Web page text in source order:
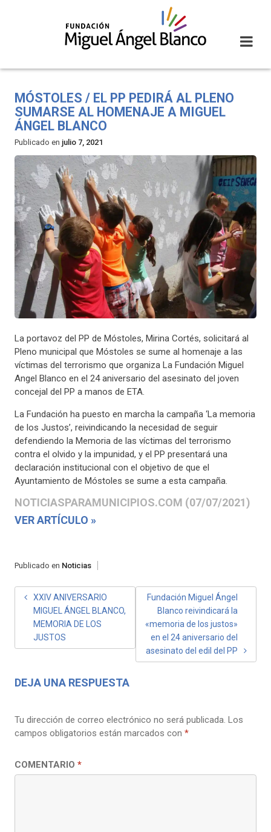
MÓSTOLES / EL PP PEDIRÁ AL PLENO
SUMARSE AL HOMENAJE A MIGUEL
ÁNGEL BLANCO
Publicado en julio 7, 2021
La portavoz del PP de Móstoles, Mirina Cortés, solicitará al
Pleno municipal que Móstoles se sume al homenaje a las
víctimas del terrorismo que organiza La Fundación Miguel
Angel Blanco en el 24 aniversario del asesinato del joven
concejal del PP a manos de ETA.
La Fundación ha puesto en marcha la campaña ‘La memoria
de los Justos’, reivindicando la necesidad de seguir
defendiendo la Memoria de las víctimas del terrorismo
contra el olvido y la impunidad, y el PP presentará una
declaración institucional con el objetivo de que el
Ayuntamiento de Móstoles se sume a esta campaña.
NOTICIASPARAMUNICIPIOS.COM (07/07/2021)
VER ARTÍCULO »
Publicado en Noticias
NAVEGACIÓN
ENTRADAS
XXIV ANIVERSARIO
MIGUEL ÁNGEL BLANCO,
MEMORIA DE LOS
JUSTOS
Fundación Miguel Ángel
Blanco reivindicará la
«memoria de los justos»
en el 24 aniversario del
asesinato del edil del PP
DEJA UNA RESPUESTA
Tu dirección de correo electrónico no será publicada. Los
campos obligatorios están marcados con *
COMENTARIO *